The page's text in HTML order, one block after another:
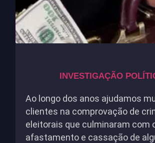
INVESTIGAÇÃO
Ao longo dos anos ajudamos
clientes na comprovação de
eleitorais que culminaram com
afastamento e cassação de